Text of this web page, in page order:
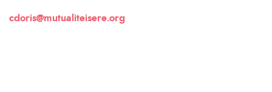
cdoris@mutualiteisere.org